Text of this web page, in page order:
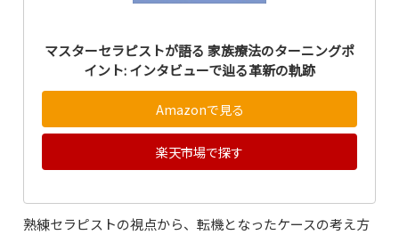
マスターセラピストが語る 家族療法のターニングポ
イント: インタビューで辿る革新の軌跡
Amazonで見る
楽天市場で探す
熟練セラピストの視点から、転機となったケースの考え方